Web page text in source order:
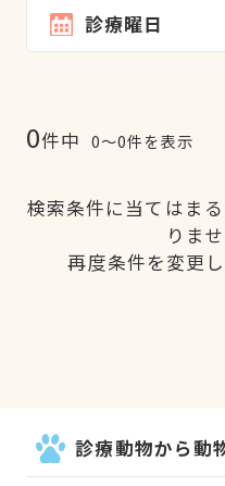
診療曜日
0件中 0〜0件を表示
検索条件に当てはま
りま
再度条件を変更
診療動物から動